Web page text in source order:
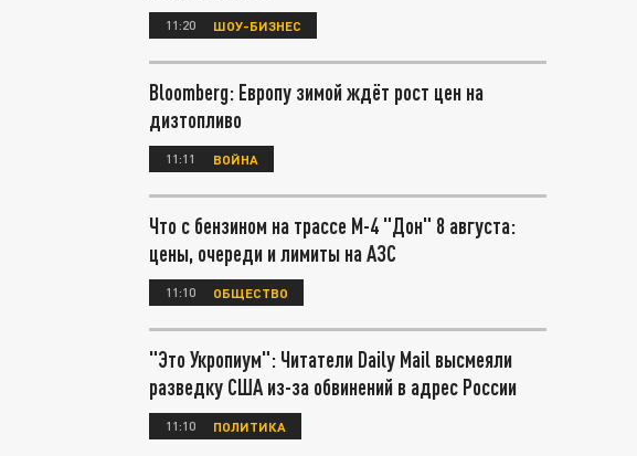
11:20 ШОУ-БИЗНЕС
Bloomberg: Европу зимой ждёт рост цен на
дизтопливо
11:11 ВОЙНА
Что с бензином на трассе М-4 "Дон" 8 августа:
цены, очереди и лимиты на АЗС
11:10 ОБЩЕСТВО
"Это Укропиум": Читатели Daily Mail высмеяли
разведку США из-за обвинений в адрес России
11:10 ПОЛИТИКА